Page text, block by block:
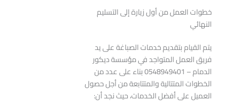
خطوات العمل من أول زيارة إلى التسليم
النهائي
يتم القيام بتقديم خدمات الصباغة على يد
فريق العمل المتواجد في مؤسسة ديكور
الدمام – 0548949401 بناء على عدد من
الخطوات المتتالية والمتتابعة من أجل حصول
العميل على أفضل الخدمات، حيث نجد أن: